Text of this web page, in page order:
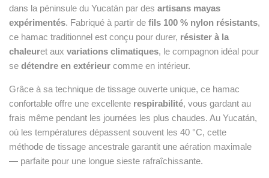
dans la péninsule du Yucatán par des artisans mayas
expérimentés. Fabriqué à partir de fils 100 % nylon résistants,
ce hamac traditionnel est conçu pour durer, résister à la
chaleuret aux variations climatiques, le compagnon idéal pour
se détendre en extérieur comme en intérieur.
Grâce à sa technique de tissage ouverte unique, ce hamac
confortable offre une excellente respirabilité, vous gardant au
frais même pendant les journées les plus chaudes. Au Yucatán,
où les températures dépassent souvent les 40 °C, cette
méthode de tissage ancestrale garantit une aération maximale
— parfaite pour une longue sieste rafraîchissante.